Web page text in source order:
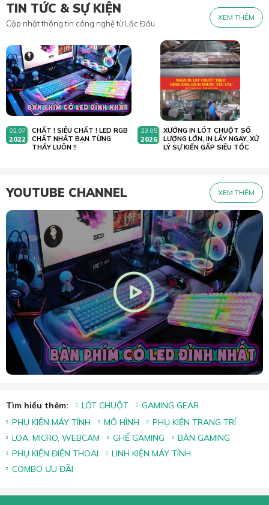
TIN TỨC & SỰ KIỆN
Cập nhật thông tin công nghệ từ Lắc Đầu
XEM THÊM
02.07
2022
CHẤT ! SIÊU CHẤT ! LED RGB
CHẤT NHẤT BẠN TỪNG
THẤY LUÔN !!
23.05
2026
XƯỞNG IN LÓT CHUỘT SỐ
LƯỢNG LỚN, IN LẤY NGAY, XỬ
LÝ SỰ KIẾN GẤP SIÊU TỐC
YOUTUBE CHANNEL XEM THÊM
Tìm hiểu thêm: LÓT CHUỘT
GAMING GEAR
PHỤ KIỆN MÁY TÍNH
MÔ HÌNH
PHỤ KIỆN TRANG TRÍ
LOA, MICRO, WEBCAM
GHẾ GAMING
BÀN GAMING
PHỤ KIỆN ĐIỆN THOẠI
LINH KIỆN MÁY TÍNH
COMBO ƯU ĐÃI